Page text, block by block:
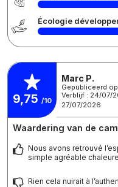
Écologie
9,75 /10
Marc P.
Gepubliceerd
Verblijf : 24/07/
27/07/2026
Waardering van de
Nous avons retrouvé
simple agréable
Rien cela nuirait à